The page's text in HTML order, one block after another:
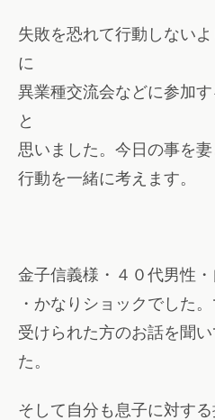
失敗を恐れて行動しない
に
異業種交流会などに参加
と
思いました。今日の事を
行動を一緒に考えます。
金子信義様・４０代男性
・かなりショックでした
受けられた方のお話を聞
た。
そして自分も息子に対す